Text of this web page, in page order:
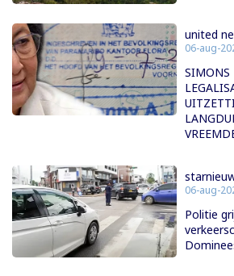
united
06-aug-
SIMONS
06-aug-
Politie